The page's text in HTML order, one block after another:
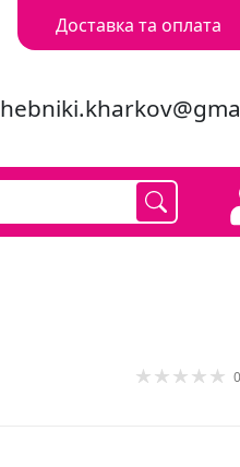
Доставка та оплата
0